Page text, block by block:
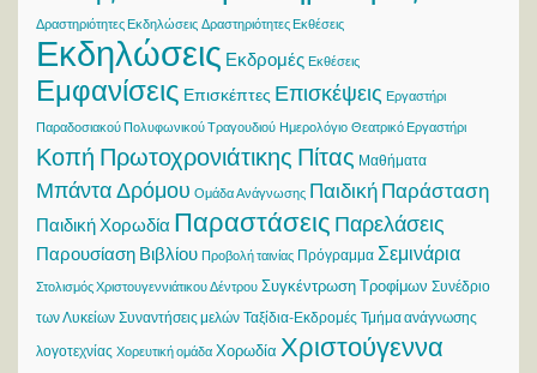
Δραστηριότητες Εκδηλώσεις Δραστηριότητες Εκθέσεις
Εκδηλώσεις Εκδρομές Εκθέσεις
Εμφανίσεις Επισκέπτες Επισκέψεις Εργαστήρι
Παραδοσιακού Πολυφωνικού Τραγουδιού Ημερολόγιο Θεατρικό Εργαστήρι
Κοπή Πρωτοχρονιάτικης Πίτας Μαθήματα
Μπάντα Δρόμου Ομάδα Ανάγνωσης Παιδική Παράσταση
Παιδική Χορωδία Παραστάσεις Παρελάσεις
Παρουσίαση Βιβλίου Προβολή ταινίας Πρόγραμμα Σεμινάρια
Στολισμός Χριστουγεννιάτικου Δέντρου Συγκέντρωση Τροφίμων Συνέδριο
των Λυκείων Συναντήσεις μελών Ταξίδια-Εκδρομές Τμήμα ανάγνωσης
λογοτεχνίας Χορευτική ομάδα Χορωδία Χριστούγεννα